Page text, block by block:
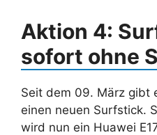
Aktion 4:
sofort ohne
Seit dem 09. März gibt
einen neuen Surfstick.
wird nun ein Huawei